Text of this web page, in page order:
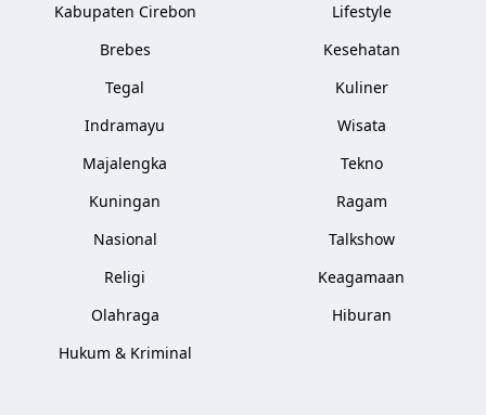
Kabupaten Cirebon
Brebes
Tegal
Indramayu
Majalengka
Kuningan
Nasional
Religi
Olahraga
Hukum & Kriminal
Lifestyle
Kesehatan
Kuliner
Wisata
Tekno
Ragam
Talkshow
Keagamaan
Hiburan